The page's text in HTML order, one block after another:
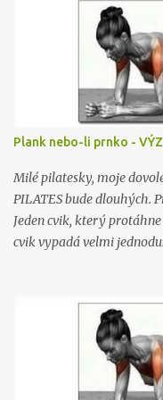
Plank nebo-li prnko -
Milé pilatesky, moje
PILATES bude dlouhých.
Jeden cvik, který
cvik vypadá velmi
této „prkenné“ pozici
Zpočátku to bude velmi
minuty, ale cvičení dělá
zlepšíte. Tento cvik vám
vám záda, posílí ruce a